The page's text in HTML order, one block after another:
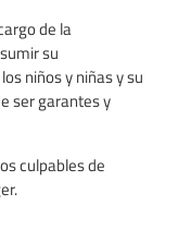
de la
su
niños y niñas y su
ser garantes y
culpables de